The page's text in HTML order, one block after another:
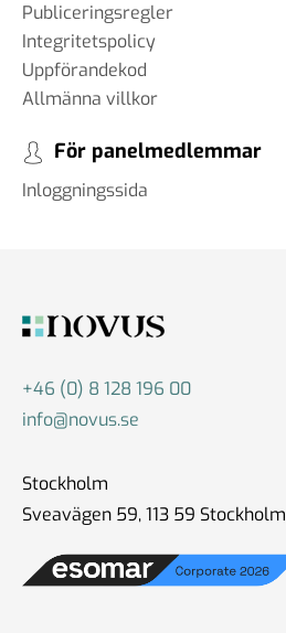
Publiceringsregler
Integritetspolicy
Uppförandekod
Allmänna villkor
För panelmedlemmar
Inloggningssida
+46 (0) 8 128 196 00
info@novus.se
Stockholm
Sveavägen 59, 113 59 Stockholm